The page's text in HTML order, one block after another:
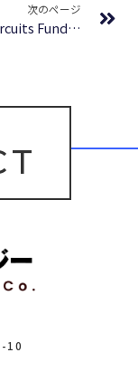
次のページ
Electric Circuits Fundamentals – Read Online Free
10